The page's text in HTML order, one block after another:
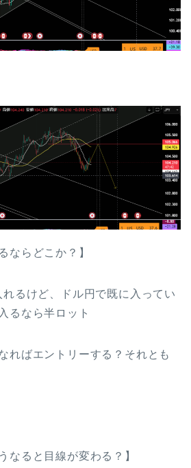
ならどこか？】
るけど、ドル円で既に入ってい
るなら半ロット
ればエントリーする？それとも
なると目線が変わる？】